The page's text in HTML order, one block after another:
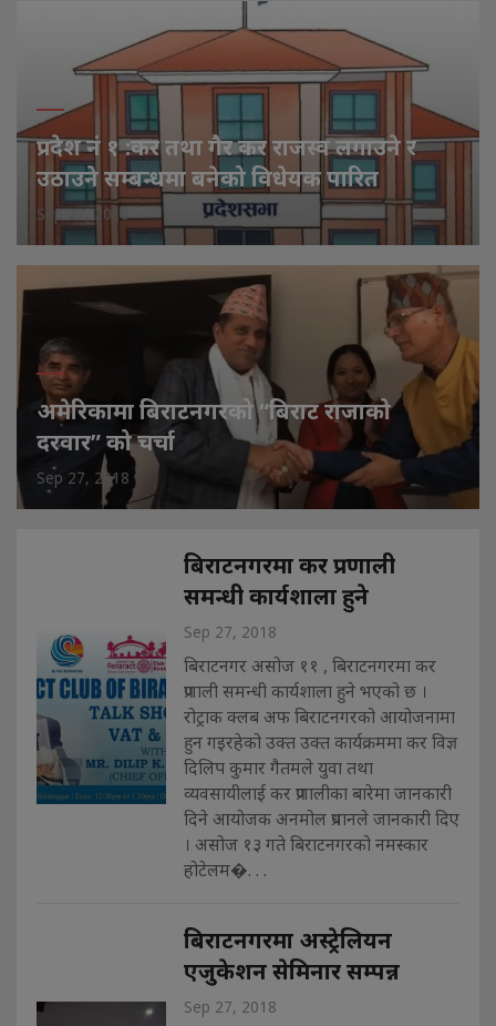
प्रदेश नं १ :कर तथा गैर कर राजस्व लगाउने र
उठाउने सम्बन्धमा बनेको विधेयक पारित
Sep 27, 2018
अमेरिकामा बिराटनगरको “बिराट राजाको
दरवार” को चर्चा
Sep 27, 2018
बिराटनगरमा कर प्रणाली
समन्धी कार्यशाला हुने
Sep 27, 2018
बिराटनगर असोज ११ , बिराटनगरमा कर
प्रणाली समन्धी कार्यशाला हुने भएको छ ।
रोट्राक क्लब अफ बिराटनगरको आयोजनामा
हुन गइरहेको उक्त उक्त कार्यक्रममा कर विज्ञ
दिलिप कुमार गैतमले युवा तथा
व्यवसायीलाई कर प्रणालीका बारेमा जानकारी
दिने आयोजक अनमोल प्रधानले जानकारी दिए
। असोज १३ गते बिराटनगरको नमस्कार
होटेलम�. . .
बिराटनगरमा अस्ट्रेलियन
एजुकेशन सेमिनार सम्पन्न
Sep 27, 2018